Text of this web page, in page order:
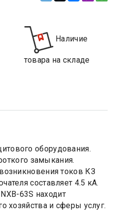
Наличие
товара на складе
оборудования.
замыкания.
токов КЗ
составляет 4.5 кА.
63S находит
хозяйства и сферы услуг.